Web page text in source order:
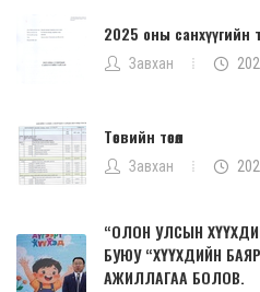
2025 оны санхүүгийн
Завхан
Төсвийн төсөл
Завхан
“ОЛОН УЛСЫН
БУЮУ “ХҮҮХДИЙН
АЖИЛЛАГАА БОЛОВ.